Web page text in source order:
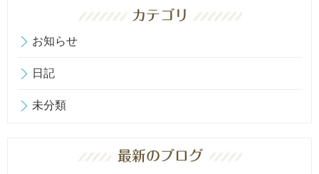
お知らせ
日記
未分類